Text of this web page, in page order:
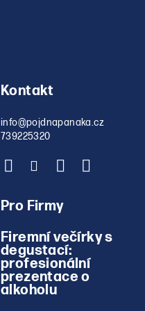
Kontakt
info@pojdnapanaka.cz
739225320
Pro Firmy
Firemní večírky s
degustací:
profesionální
prezentace o
alkoholu